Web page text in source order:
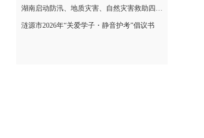
湖南启动防汛、地质灾害、自然灾害救助四级应急响应
涟源市2026年“关爱学子・静音护考”倡议书